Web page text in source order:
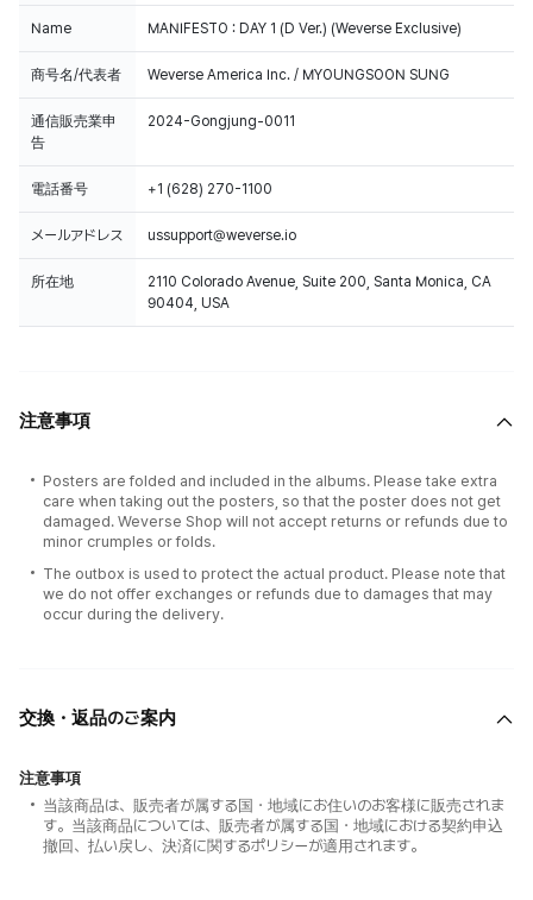
Name MANIFESTO : DAY 1 (D Ver.) (Weverse Exclusive)
商号名/代表者 Weverse America Inc. / MYOUNGSOON SUNG
通信販売業申
告
2024-Gongjung-0011
電話番号 +1 (628) 270-1100
メールアドレス ussupport@weverse.io
所在地
2110 Colorado Avenue, Suite 200, Santa Monica, CA
90404, USA
注意事項
Posters are folded and included in the albums. Please take extra
care when taking out the posters, so that the poster does not get
damaged. Weverse Shop will not accept returns or refunds due to
minor crumples or folds.
The outbox is used to protect the actual product. Please note that
we do not offer exchanges or refunds due to damages that may
occur during the delivery.
交換・返品のご案内
注意事項
当該商品は、販売者が属する国・地域にお住いのお客様に販売されま
す。当該商品については、販売者が属する国・地域における契約申込
撤回、払い戻し、決済に関するポリシーが適用されます。